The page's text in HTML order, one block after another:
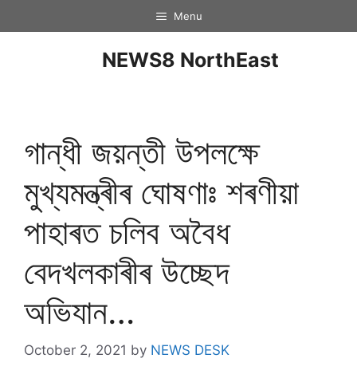
Menu
NEWS8 NorthEast
গান্ধী জয়ন্তী উপলক্ষে
মুখ্যমন্ত্ৰীৰ ঘোষণাঃ শৰণীয়া
পাহাৰত চলিব অবৈধ
বেদখলকাৰীৰ উচ্ছেদ
অভিযান…
October 2, 2021 by NEWS DESK